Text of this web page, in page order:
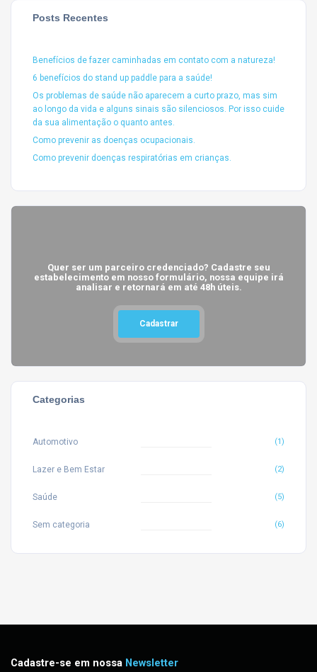
Posts Recentes
Benefícios de fazer caminhadas em contato com a natureza!
6 benefícios do stand up paddle para a saúde!
Os problemas de saúde não aparecem a curto prazo, mas sim
ao longo da vida e alguns sinais são silenciosos. Por isso cuide
da sua alimentação o quanto antes.
Como prevenir as doenças ocupacionais.
Como prevenir doenças respiratórias em crianças.
Quer ser um parceiro credenciado? Cadastre seu
estabelecimento em nosso formulário, nossa equipe irá
analisar e retornará em até 48h úteis.
Cadastrar
Categorias
Automotivo (1)
Lazer e Bem Estar (2)
Saúde (5)
Sem categoria (6)
Cadastre-se em nossa Newsletter